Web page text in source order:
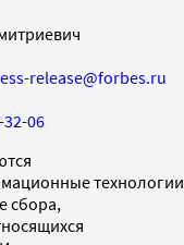
release@forbes.ru
32-06
технологии
сбора,